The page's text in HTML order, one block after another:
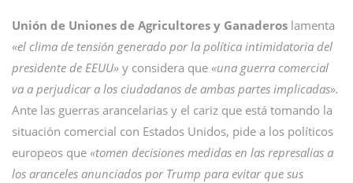
Unión de Uniones de Agricultores y Ganaderos lamenta
«el clima de tensión generado por la política intimidatoria del
presidente de EEUU» y considera que «una guerra comercial
va a perjudicar a los ciudadanos de ambas partes implicadas».
Ante las guerras arancelarias y el cariz que está tomando la
situación comercial con Estados Unidos, pide a los políticos
europeos que «tomen decisiones medidas en las represalias a
los aranceles anunciados por Trump para evitar que sus